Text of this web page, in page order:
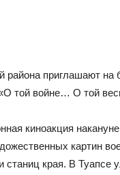
района приглашают
той войне… О той
киноакция
картин
станиц края. В